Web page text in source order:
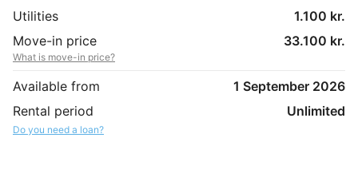
Utilities
1.100 kr.
Move-in price
33.100 kr.
What is move-in price?
Available from
1 September 2026
Rental period
Unlimited
Do you need a loan?